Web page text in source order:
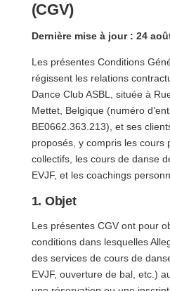
(CGV)
Dernière mise à jour : 24
Les présentes Conditions
régissent les relations
Dance Club ASBL, située à
Mettet, Belgique (numéro
BE0662.363.213), et ses
proposés, y compris les cours
collectifs, les cours de danse
EVJF, et les coachings
1. Objet
Les présentes CGV ont pour
conditions dans lesquelles
des services de cours de
EVJF, ouverture de bal, etc.)